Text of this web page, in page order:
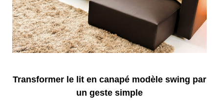
Transformer le lit en canapé modèle swing par
un geste simple